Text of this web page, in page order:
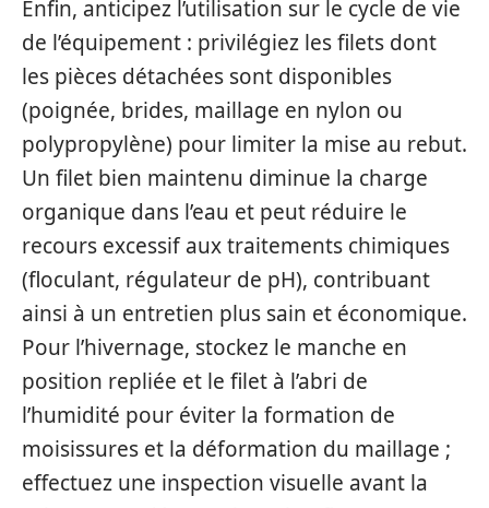
Enfin, anticipez l’utilisation sur le cycle de vie
de l’équipement : privilégiez les filets dont
les pièces détachées sont disponibles
(poignée, brides, maillage en nylon ou
polypropylène) pour limiter la mise au rebut.
Un filet bien maintenu diminue la charge
organique dans l’eau et peut réduire le
recours excessif aux traitements chimiques
(floculant, régulateur de pH), contribuant
ainsi à un entretien plus sain et économique.
Pour l’hivernage, stockez le manche en
position repliée et le filet à l’abri de
l’humidité pour éviter la formation de
moisissures et la déformation du maillage ;
effectuez une inspection visuelle avant la